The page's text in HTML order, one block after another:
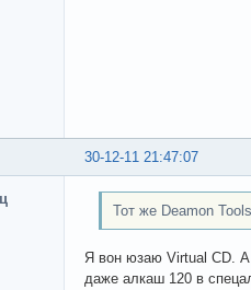
30-12-11 21:47:07
Тот же Deamon Tools
Я вон юзаю Virtual CD. А
даже алкаш 120 в